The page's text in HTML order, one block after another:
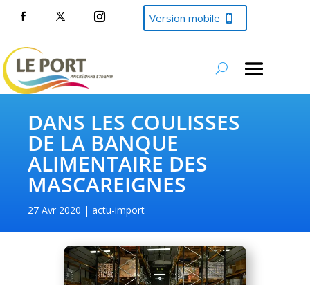
Version mobile
DANS LES COULISSES
DE LA BANQUE
ALIMENTAIRE DES
MASCAREIGNES
27 Avr 2020 actu-import